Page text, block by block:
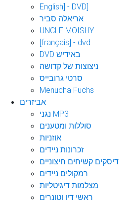
English] - DVD]
אריאלה סביר
UNCLE MOISHY
[français] - dvd
DVD באידיש
ניצוצות של קדושה
סרטי גרובייס
Menucha Fuchs
אביזרים
נגני MP3
סוללות ומטענים
אוזניות
זכרונות ניידים
דיסקים קשיחים חיצוניים
רמקולים ניידים
מצלמות דיגיטליות
ראשי דיו וטונרים